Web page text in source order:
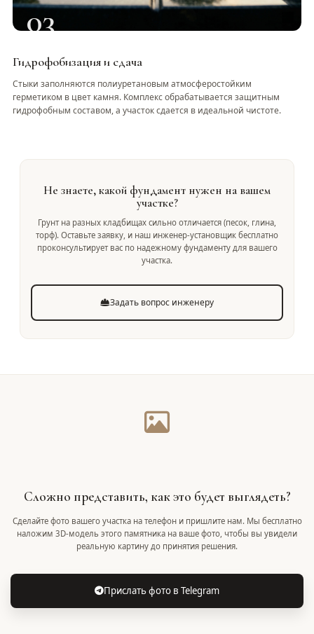
03
Гидрофобизация и сдача
Стыки заполняются полиуретановым атмосферостойким
герметиком в цвет камня. Комплекс обрабатывается защитным
гидрофобным составом, а участок сдается в идеальной чистоте.
Не знаете, какой фундамент нужен на вашем
участке?
Грунт на разных кладбищах сильно отличается (песок, глина,
торф). Оставьте заявку, и наш инженер-установщик бесплатно
проконсультирует вас по надежному фундаменту для вашего
участка.
Задать вопрос инженеру
Сложно представить, как это будет выглядеть?
Сделайте фото вашего участка на телефон и пришлите нам. Мы бесплатно
наложим 3D-модель этого памятника на ваше фото, чтобы вы увидели
реальную картину до принятия решения.
Прислать фото в Telegram